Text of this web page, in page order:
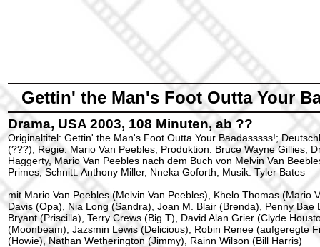
Gettin' the Man's Foot Outta Your
Drama, USA 2003, 108 Minuten, ab ??
Originaltitel: Gettin' the Man's Foot Outta Your Baadasssss!;
(???); Regie: Mario Van Peebles; Produktion: Bruce Wayne Gillies;
Haggerty, Mario Van Peebles nach dem Buch von Melvin Van
Primes; Schnitt: Anthony Miller, Nneka Goforth; Musik: Tyler Bates
mit Mario Van Peebles (Melvin Van Peebles), Khelo Thomas (Mario
Davis (Opa), Nia Long (Sandra), Joan M. Blair (Brenda), Penny Bae
Bryant (Priscilla), Terry Crews (Big T), David Alan Grier (Clyde
(Moonbeam), Jazsmin Lewis (Delicious), Robin Renee (aufgeregte
(Howie), Nathan Wetherington (Jimmy), Rainn Wilson (Bill Harris)